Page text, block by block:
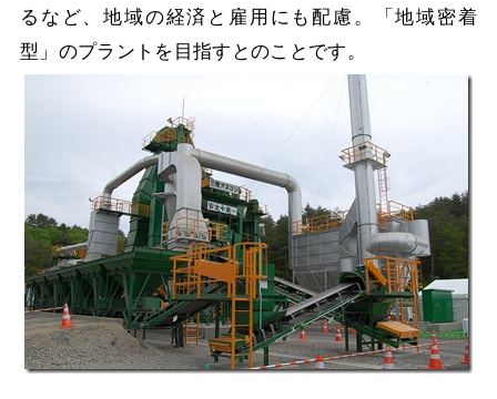
るなど、地域の経済と雇用にも配慮。「地域密着
型」のプラントを目指すとのことです。